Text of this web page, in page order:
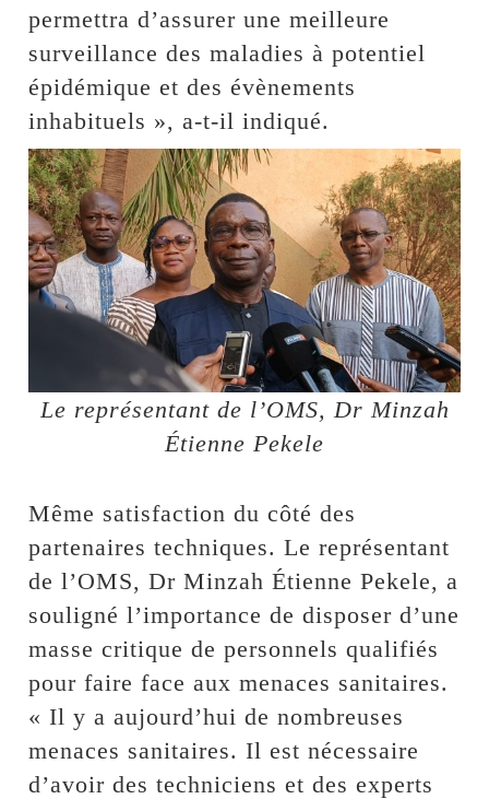
permettra d’assurer une meilleure
surveillance des maladies à potentiel
épidémique et des évènements
inhabituels », a-t-il indiqué.
Le représentant de l’OMS, Dr Minzah
Étienne Pekele
Même satisfaction du côté des
partenaires techniques. Le représentant
de l’OMS, Dr Minzah Étienne Pekele, a
souligné l’importance de disposer d’une
masse critique de personnels qualifiés
pour faire face aux menaces sanitaires.
« Il y a aujourd’hui de nombreuses
menaces sanitaires. Il est nécessaire
d’avoir des techniciens et des experts